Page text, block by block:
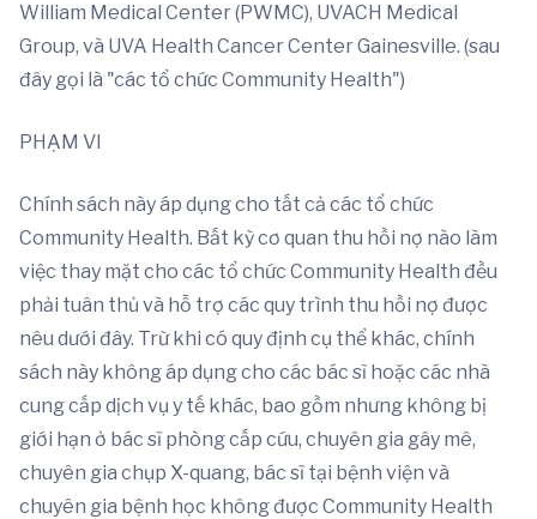
William Medical Center (PWMC), UVACH Medical
Group, và UVA Health Cancer Center Gainesville. (sau
đây gọi là "các tổ chức Community Health")
PHẠM VI
Chính sách này áp dụng cho tất cả các tổ chức
Community Health. Bất kỳ cơ quan thu hồi nợ nào làm
việc thay mặt cho các tổ chức Community Health đều
phải tuân thủ và hỗ trợ các quy trình thu hồi nợ được
nêu dưới đây. Trừ khi có quy định cụ thể khác, chính
sách này không áp dụng cho các bác sĩ hoặc các nhà
cung cấp dịch vụ y tế khác, bao gồm nhưng không bị
giới hạn ở bác sĩ phòng cấp cứu, chuyên gia gây mê,
chuyên gia chụp X-quang, bác sĩ tại bệnh viện và
chuyên gia bệnh học không được Community Health